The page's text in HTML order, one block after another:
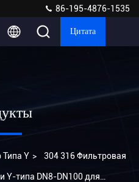
86-195-4876-1535
Цитата
Типа Y > 304 316 Фильтровая
Y-типа DN8-DN100 для